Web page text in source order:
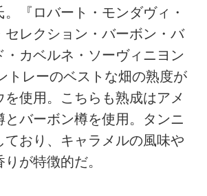
『ロバート・モンダヴィ・
セレクション・バーボン・バ
・カベルネ・ソーヴィニヨン
トレーのベストな畑の熟度が
を使用。こちらも熟成はアメ
とバーボン樽を使用。タンニ
ており、キャラメルの風味や
が特徴的だ。